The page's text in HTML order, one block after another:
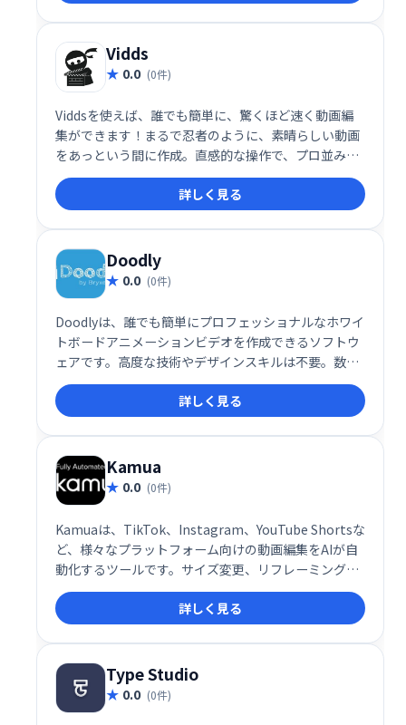
Vidds
0.0 (0件)
Viddsを使えば、誰でも簡単に、驚くほど速く動画編
集ができます！まるで忍者のように、素晴らしい動画
をあっという間に作成。直感的な操作で、プロ並みの
仕上がりを実現しましょう！ Viddsで、動画編集の概
念を覆しましょう！
詳しく見る
Doodly
0.0 (0件)
Doodlyは、誰でも簡単にプロフェッショナルなホワイ
トボードアニメーションビデオを作成できるソフトウ
ェアです。高度な技術やデザインスキルは不要。数分
で魅力的な動画を制作し、ビジネスや教育、プレゼン
テーションに活用できます。
詳しく見る
Kamua
0.0 (0件)
Kamuaは、TikTok、Instagram、YouTube Shortsな
ど、様々なプラットフォーム向けの動画編集をAIが自
動化するツールです。サイズ変更、リフレーミング、
カット、キャプション作成まで、ワンストップで効率
的な動画編集を実現します。複数のプラットフォーム
に対応し、手軽に最適化された動画を作成できます。
詳しく見る
Type Studio
0.0 (0件)